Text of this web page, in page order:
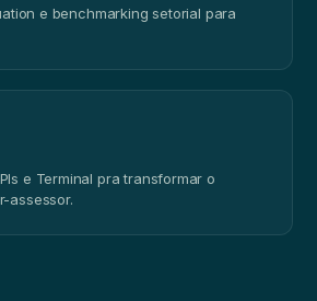
e benchmarking setorial para
e Terminal pra transformar o
assessor.